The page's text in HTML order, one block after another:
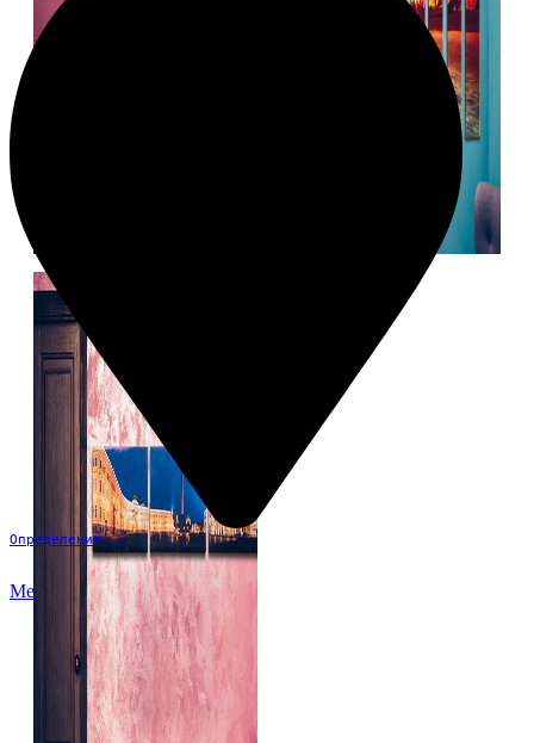
Определение...
Меню